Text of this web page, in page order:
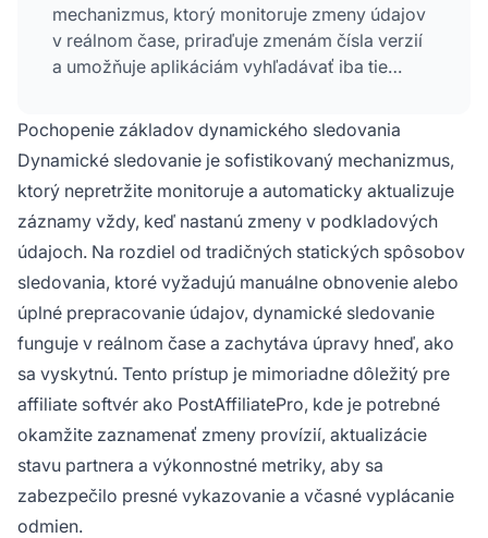
mechanizmus, ktorý monitoruje zmeny údajov
v reálnom čase, priraďuje zmenám čísla verzií
a umožňuje aplikáciám vyhľadávať iba tie
synchronizácie upravené, čím odpadá potreba
spracovávať celé dátové sady.
Pochopenie základov dynamického sledovania
Dynamické sledovanie je sofistikovaný mechanizmus,
ktorý nepretržite monitoruje a automaticky aktualizuje
záznamy vždy, keď nastanú zmeny v podkladových
údajoch. Na rozdiel od tradičných statických spôsobov
sledovania, ktoré vyžadujú manuálne obnovenie alebo
úplné prepracovanie údajov, dynamické sledovanie
funguje v reálnom čase a zachytáva úpravy hneď, ako
sa vyskytnú. Tento prístup je mimoriadne dôležitý pre
affiliate softvér ako PostAffiliatePro, kde je potrebné
okamžite zaznamenať zmeny provízií, aktualizácie
stavu partnera a výkonnostné metriky, aby sa
zabezpečilo presné vykazovanie a včasné vyplácanie
odmien.